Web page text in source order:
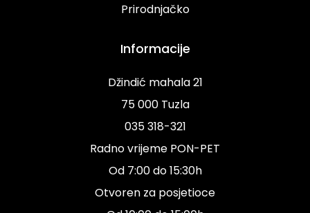
Prirodnjačko
Informacije
Džindić mahala 21
75 000 Tuzla
035 318-321
Radno vrijeme PON-PET
Od 7:00 do 15:30h
Otvoren za posjetioce